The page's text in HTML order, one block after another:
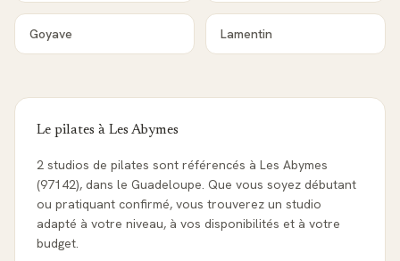
Goyave Lamentin
Le pilates à Les Abymes
2 studios de pilates sont référencés à Les Abymes
(97142), dans le Guadeloupe. Que vous soyez débutant
ou pratiquant confirmé, vous trouverez un studio
adapté à votre niveau, à vos disponibilités et à votre
budget.